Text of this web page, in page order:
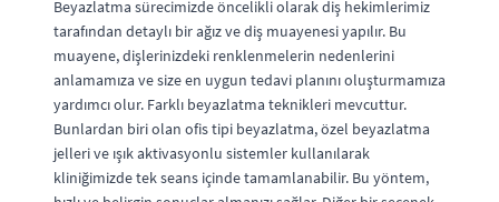
Beyazlatma sürecimizde öncelikli olarak diş hekimlerimiz
tarafından detaylı bir ağız ve diş muayenesi yapılır. Bu
muayene, dişlerinizdeki renklenmelerin nedenlerini
anlamamıza ve size en uygun tedavi planını oluşturmamıza
yardımcı olur. Farklı beyazlatma teknikleri mevcuttur.
Bunlardan biri olan ofis tipi beyazlatma, özel beyazlatma
jelleri ve ışık aktivasyonlu sistemler kullanılarak
kliniğimizde tek seans içinde tamamlanabilir. Bu yöntem,